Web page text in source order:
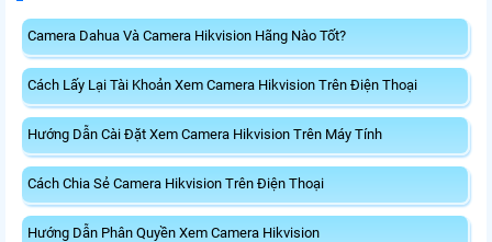
Camera Dahua Và Camera Hikvision Hãng Nào Tốt?
Cách Lấy Lại Tài Khoản Xem Camera Hikvision Trên Điện Thoại
Hướng Dẫn Cài Đặt Xem Camera Hikvision Trên Máy Tính
Cách Chia Sẻ Camera Hikvision Trên Điện Thoại
Hướng Dẫn Phân Quyền Xem Camera Hikvision